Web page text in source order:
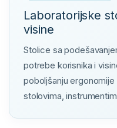
Laboratorijske
visine
Stolice sa
potrebe korisnika i
poboljšanju
stolovima,